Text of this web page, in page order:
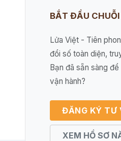
BẮT ĐẦU
Lửa Việt - Tiên
đổi số toàn diện,
Bạn đã sẵn sàng
vận hành?
ĐĂNG KÝ TƯ
XEM HỒ SƠ